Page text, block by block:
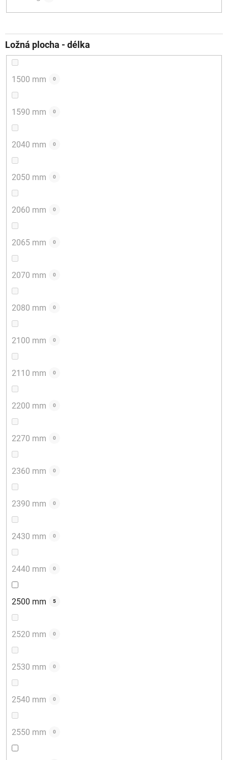
Ložná plocha - délka
1500 mm 0
1590 mm 0
2040 mm 0
2050 mm 0
2060 mm 0
2065 mm 0
2070 mm 0
2080 mm 0
2100 mm 0
2110 mm 0
2200 mm 0
2270 mm 0
2360 mm 0
2390 mm 0
2430 mm 0
2440 mm 0
2500 mm 5
2520 mm 0
2530 mm 0
2540 mm 0
2550 mm 0